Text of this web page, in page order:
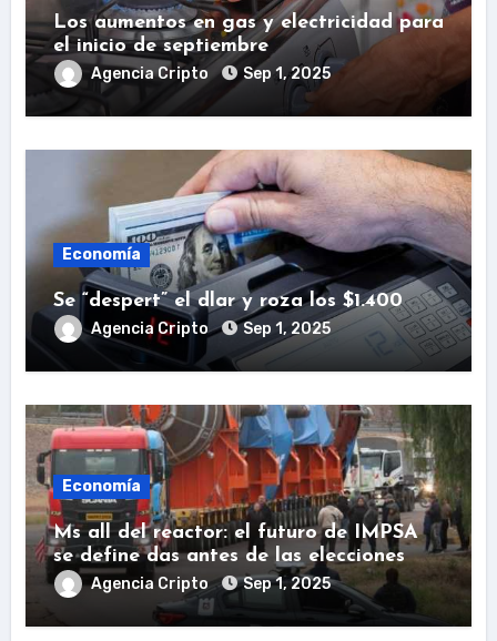
Los aumentos en gas y electricidad para
el inicio de septiembre
Agencia Cripto Sep 1, 2025
Economía
Se “despert” el dlar y roza los $1.400
Agencia Cripto Sep 1, 2025
Economía
Ms all del reactor: el futuro de IMPSA
se define das antes de las elecciones
Agencia Cripto Sep 1, 2025